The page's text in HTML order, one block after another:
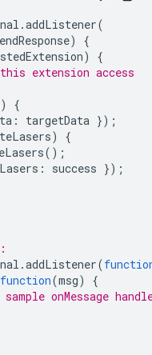
.addListener(
)
{
)
{
extension access
)
{
: targetData });
)
{
();
: success });
.addListener(
function(msg)
{
onMessage